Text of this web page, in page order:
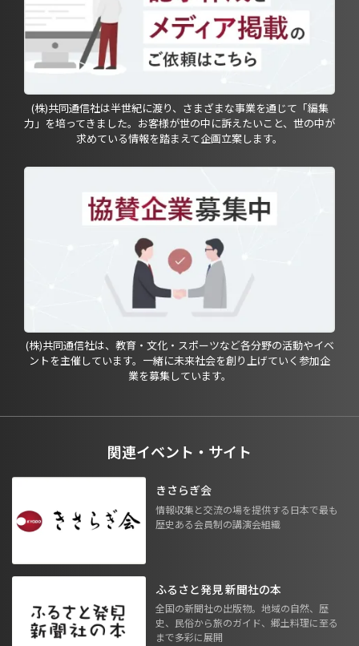
(株)共同通信社は半世紀に渡り、さまざまな事業を通じて「編集
力」を培ってきました。お客様が世の中に訴えたいこと、世の中が
求めている情報を踏まえて企画立案します。
(株)共同通信社は、教育・文化・スポーツなど各分野の活動やイベ
ントを主催しています。一緒に未来社会を創り上げていく参加企
業を募集しています。
関連イベント・サイト
きさらぎ会
情報収集と交流の場を提供する日本で最も
歴史ある会員制の講演会組織
ふるさと発見 新聞社の本
全国の新聞社の出版物。地域の自然、歴
史、民俗から旅のガイド、郷土料理に至る
まで多彩に展開